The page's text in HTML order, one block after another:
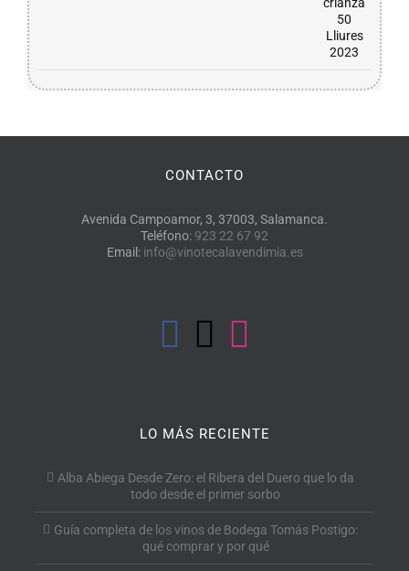
CONTACTO
Avenida Campoamor, 3, 37003, Salamanca.
Teléfono: 923 22 67 92
Email: info@vinotecalavendimia.es
LO MÁS RECIENTE
Alba Abiega Desde Zero: el Ribera del Duero que lo da
todo desde el primer sorbo
Guía completa de los vinos de Bodega Tomás Postigo:
qué comprar y por qué